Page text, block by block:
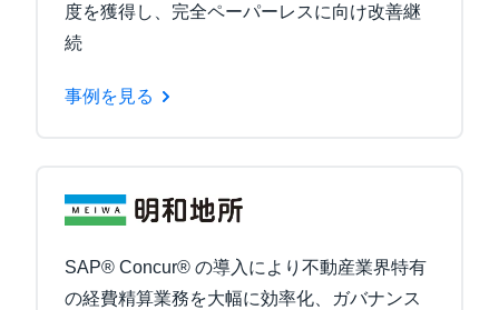
度を獲得し、完全ペーパーレスに向け改善継
続
事例を見る
SAP® Concur® の導入により不動産業界特有
の経費精算業務を大幅に効率化、ガバナンス